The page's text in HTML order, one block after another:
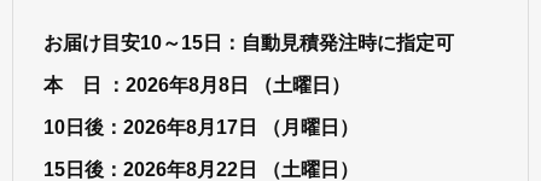
お届け目安10～15日：自動見積発注時に指定可
本 日 ：2026年8月8日 （土曜日）
10日後：2026年8月17日 （月曜日）
15日後：2026年8月22日 （土曜日）